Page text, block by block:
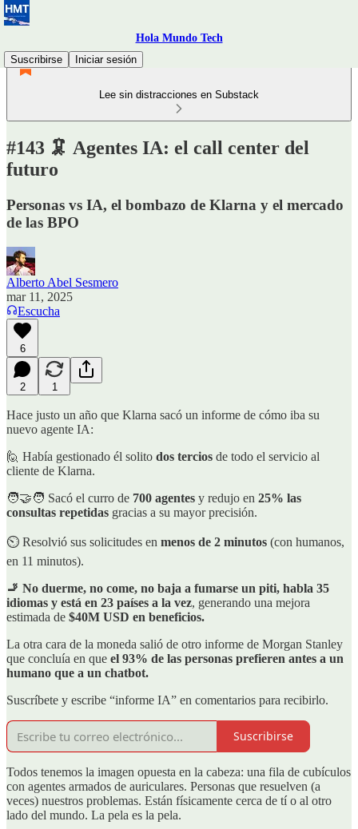
Hola Mundo Tech
Suscribirse
Iniciar sesión
Lee sin distracciones en Substack
#143 🦑 Agentes IA: el call center del
futuro
Personas vs IA, el bombazo de Klarna y el mercado
de las BPO
Alberto Abel Sesmero
mar 11, 2025
Escucha
6
2 1
Hace justo un año que Klarna sacó un informe de cómo iba su
nuevo agente IA:
🙋 Había gestionado él solito dos tercios de todo el servicio al
cliente de Klarna.
🧑‍🤝‍🧑 Sacó el curro de 700 agentes y redujo en 25% las
consultas repetidas gracias a su mayor precisión.
⏲️ Resolvió sus solicitudes en menos de 2 minutos (con humanos,
en 11 minutos).
🚬 No duerme, no come, no baja a fumarse un piti, habla 35
idiomas y está en 23 países a la vez, generando una mejora
estimada de $40M USD en beneficios.
La otra cara de la moneda salió de otro informe de Morgan Stanley
que concluía en que el 93% de las personas prefieren antes a un
humano que a un chatbot.
Suscríbete y escribe “informe IA” en comentarios para recibirlo.
Suscribirse
Todos tenemos la imagen opuesta en la cabeza: una fila de cubículos
con agentes armados de auriculares. Personas que resuelven (a
veces) nuestros problemas. Están físicamente cerca de tí o al otro
lado del mundo. La pela es la pela.